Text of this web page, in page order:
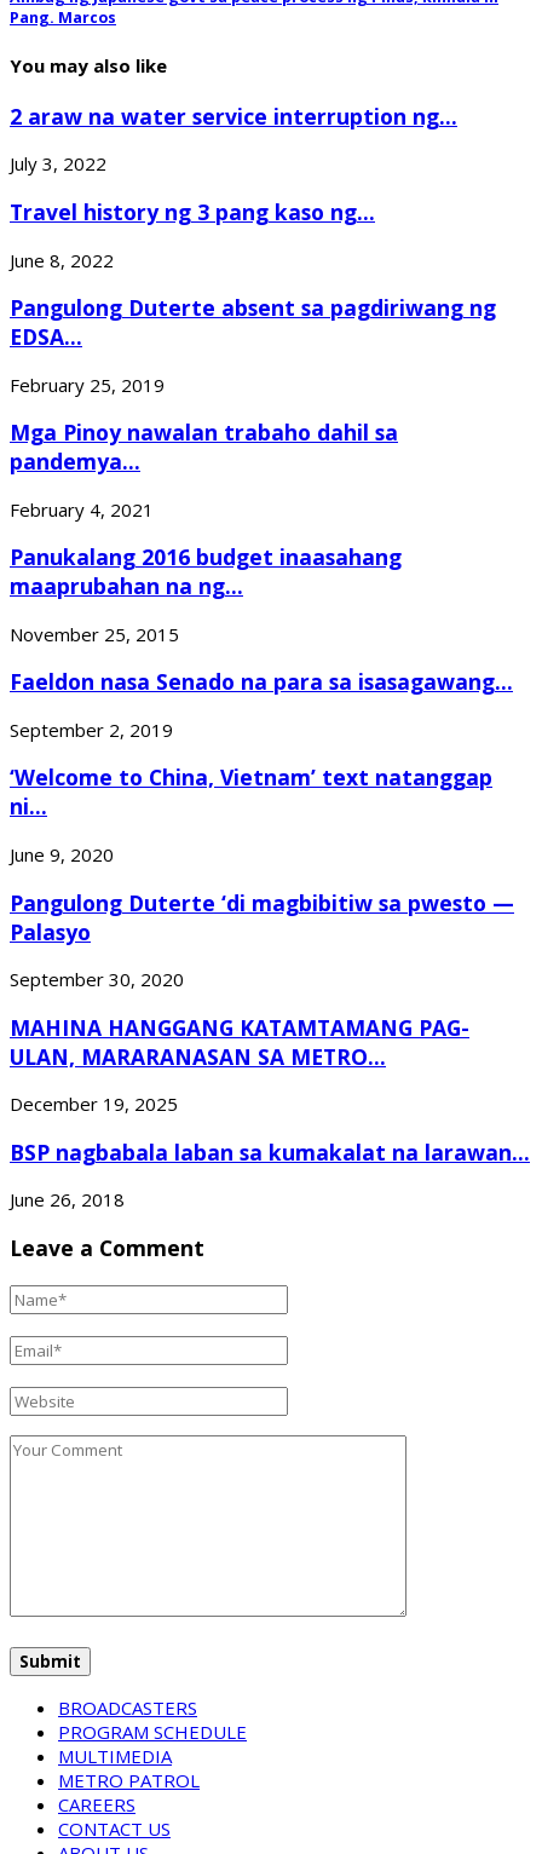
Pang. Marcos
You may also like
2 araw na water service interruption ng...
July 3, 2022
Travel history ng 3 pang kaso ng...
June 8, 2022
Pangulong Duterte absent sa pagdiriwang ng
EDSA...
February 25, 2019
Mga Pinoy nawalan trabaho dahil sa
pandemya...
February 4, 2021
Panukalang 2016 budget inaasahang
maaprubahan na ng...
November 25, 2015
Faeldon nasa Senado na para sa isasagawang...
September 2, 2019
‘Welcome to China, Vietnam’ text natanggap
ni...
June 9, 2020
Pangulong Duterte ‘di magbibitiw sa pwesto —
Palasyo
September 30, 2020
MAHINA HANGGANG KATAMTAMANG PAG-
ULAN, MARARANASAN SA METRO...
December 19, 2025
BSP nagbabala laban sa kumakalat na larawan...
June 26, 2018
Leave a Comment
BROADCASTERS
PROGRAM SCHEDULE
MULTIMEDIA
METRO PATROL
CAREERS
CONTACT US